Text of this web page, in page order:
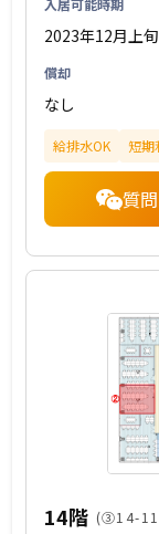
入居可能時期
2023年12月上旬
償却
なし
給排水OK 短期
質
14階 (③14-